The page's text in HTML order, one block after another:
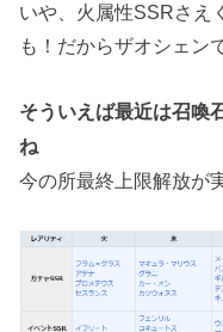
いや、火属性SSRさえ
も！だからザオシェン
そういえば最近は召喚
ね
今の所最終上限解放が